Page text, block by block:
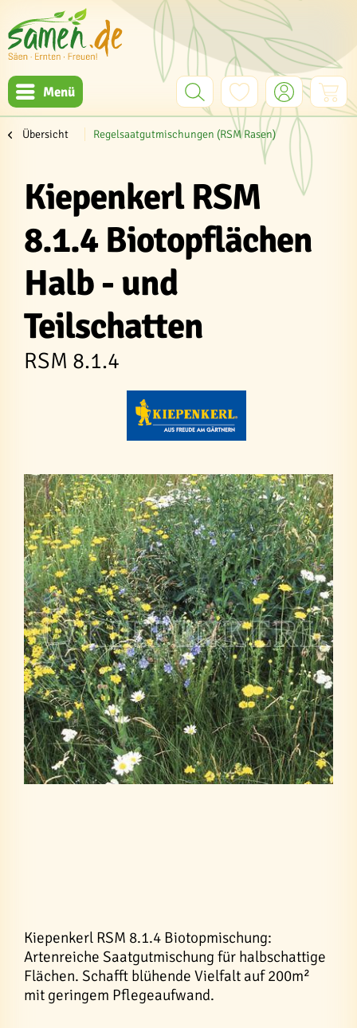
Menü
Übersicht Regelsaatgutmischungen (RSM Rasen)
Kiepenkerl RSM
8.1.4 Biotopflächen
Halb - und
Teilschatten
RSM 8.1.4
Kiepenkerl RSM 8.1.4 Biotopmischung:
Artenreiche Saatgutmischung für halbschattige
Flächen. Schafft blühende Vielfalt auf 200m²
mit geringem Pflegeaufwand.